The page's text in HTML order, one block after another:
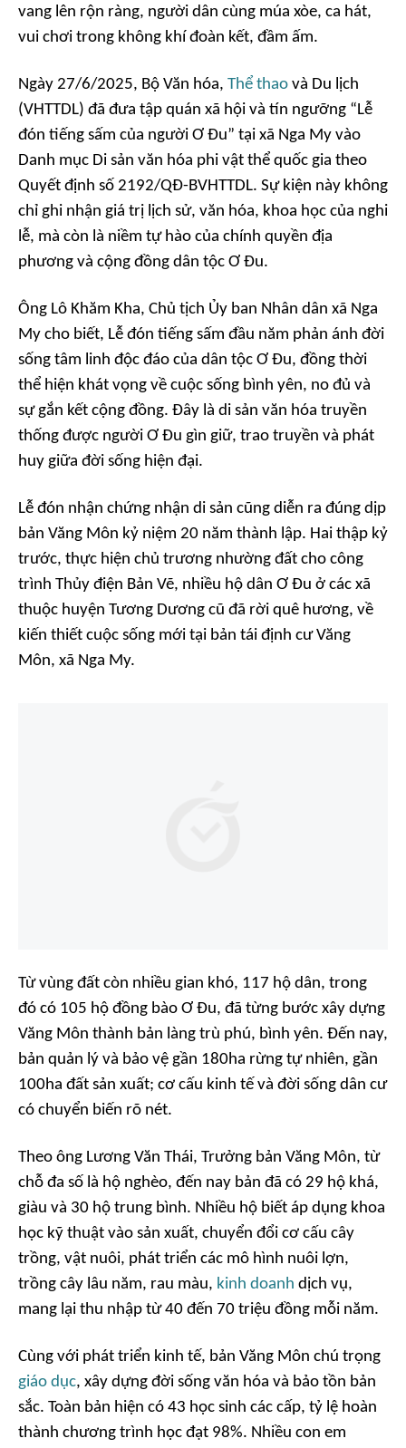
vang lên rộn ràng, người dân cùng múa xòe, ca hát,
vui chơi trong không khí đoàn kết, đầm ấm.
Ngày 27/6/2025, Bộ Văn hóa, Thể thao và Du lịch
(VHTTDL) đã đưa tập quán xã hội và tín ngưỡng “Lễ
đón tiếng sấm của người Ơ Đu” tại xã Nga My vào
Danh mục Di sản văn hóa phi vật thể quốc gia theo
Quyết định số 2192/QĐ-BVHTTDL. Sự kiện này không
chỉ ghi nhận giá trị lịch sử, văn hóa, khoa học của nghi
lễ, mà còn là niềm tự hào của chính quyền địa
phương và cộng đồng dân tộc Ơ Đu.
Ông Lô Khăm Kha, Chủ tịch Ủy ban Nhân dân xã Nga
My cho biết, Lễ đón tiếng sấm đầu năm phản ánh đời
sống tâm linh độc đáo của dân tộc Ơ Đu, đồng thời
thể hiện khát vọng về cuộc sống bình yên, no đủ và
sự gắn kết cộng đồng. Đây là di sản văn hóa truyền
thống được người Ơ Đu gìn giữ, trao truyền và phát
huy giữa đời sống hiện đại.
Lễ đón nhận chứng nhận di sản cũng diễn ra đúng dịp
bản Văng Môn kỷ niệm 20 năm thành lập. Hai thập kỷ
trước, thực hiện chủ trương nhường đất cho công
trình Thủy điện Bản Vẽ, nhiều hộ dân Ơ Đu ở các xã
thuộc huyện Tương Dương cũ đã rời quê hương, về
kiến thiết cuộc sống mới tại bản tái định cư Văng
Môn, xã Nga My.
Từ vùng đất còn nhiều gian khó, 117 hộ dân, trong
đó có 105 hộ đồng bào Ơ Đu, đã từng bước xây dựng
Văng Môn thành bản làng trù phú, bình yên. Đến nay,
bản quản lý và bảo vệ gần 180ha rừng tự nhiên, gần
100ha đất sản xuất; cơ cấu kinh tế và đời sống dân cư
có chuyển biến rõ nét.
Theo ông Lương Văn Thái, Trưởng bản Văng Môn, từ
chỗ đa số là hộ nghèo, đến nay bản đã có 29 hộ khá,
giàu và 30 hộ trung bình. Nhiều hộ biết áp dụng khoa
học kỹ thuật vào sản xuất, chuyển đổi cơ cấu cây
trồng, vật nuôi, phát triển các mô hình nuôi lợn,
trồng cây lâu năm, rau màu, kinh doanh dịch vụ,
mang lại thu nhập từ 40 đến 70 triệu đồng mỗi năm.
Cùng với phát triển kinh tế, bản Văng Môn chú trọng
giáo dục, xây dựng đời sống văn hóa và bảo tồn bản
sắc. Toàn bản hiện có 43 học sinh các cấp, tỷ lệ hoàn
thành chương trình học đạt 98%. Nhiều con em